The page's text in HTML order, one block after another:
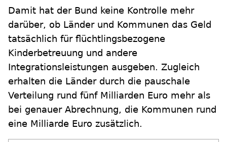
Damit hat der Bund keine Kontrolle mehr
darüber, ob Länder und Kommunen das Geld
tatsächlich für flüchtlingsbezogene
Kinderbetreuung und andere
Integrationsleistungen ausgeben. Zugleich
erhalten die Länder durch die pauschale
Verteilung rund fünf Milliarden Euro mehr als
bei genauer Abrechnung, die Kommunen rund
eine Milliarde Euro zusätzlich.